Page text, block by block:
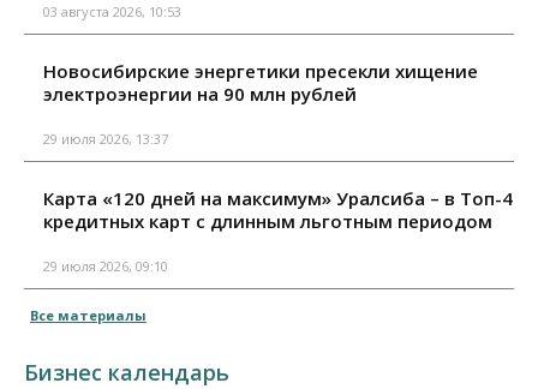
03 августа 2026, 10:53
Новосибирские энергетики пресекли хищение
электроэнергии на 90 млн рублей
29 июля 2026, 13:37
Карта «120 дней на максимум» Уралсиба – в Топ-4
кредитных карт с длинным льготным периодом
29 июля 2026, 09:10
Все материалы
Бизнес календарь